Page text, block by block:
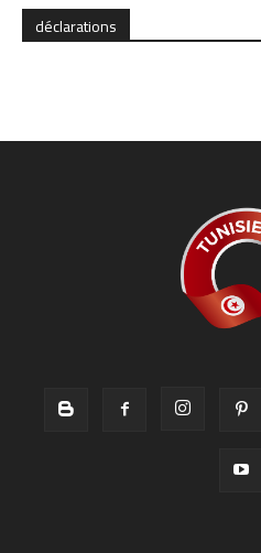
déclarations